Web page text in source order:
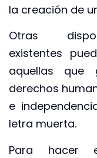
la creación de
Otras
existentes
aquellas que
derechos
e
letra muerta.
Para hacer